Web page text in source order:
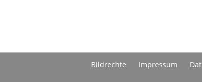
Bildrechte Impressum